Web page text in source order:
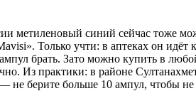
метиленовый синий сейчас тоже
Только учти: в аптеках он
брать. Зато можно купить в
Из практики: в районе
не берите больше 10 ампул, чтобы